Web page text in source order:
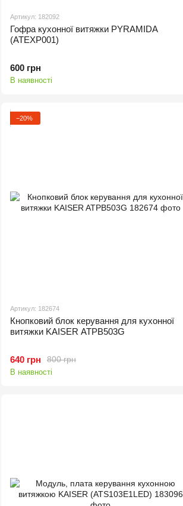
Артикул: 182092
Гофра кухонної витяжки PYRAMIDA
(ATEXP001)
600 грн
В наявності
−20%
Артикул: 182674
Кнопковий блок керування для кухонної
витяжки KAISER ATPB503G
800 грн
640 грн
В наявності